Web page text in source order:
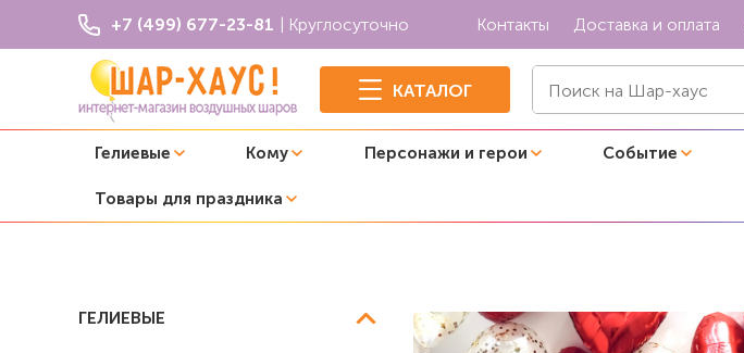
+7 (499) 677-23-81 | Круглосуточно Контакты Доставка и оплата
КАТАЛОГ
Гелиевые Кому Персонажи и герои Событие
Товары для праздника
Шары под потолок
ГЕЛИЕВЫЕ